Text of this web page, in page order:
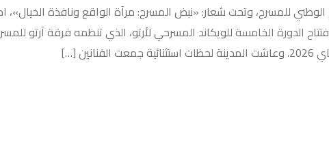
وتحت شعار: «نبض المسرح: مرآة الواقع ونافذة الخيال»، احتضن المركب
للويكاند المسرحي لأرتو، الذي تنظمه فرقة آرتو للمسرح وفنون